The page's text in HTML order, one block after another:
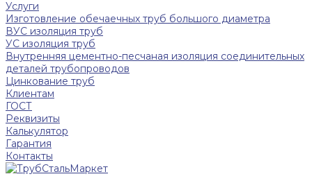
Услуги
Изготовление обечаечных труб большого диаметра
ВУС изоляция труб
УС изоляция труб
Внутренняя цементно-песчаная изоляция соединительных
деталей трубопроводов
Цинкование труб
Клиентам
ГОСТ
Реквизиты
Калькулятор
Гарантия
Контакты